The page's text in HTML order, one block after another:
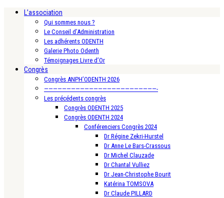
L’association
Qui sommes nous ?
Le Conseil d’Administration
Les adhérents ODENTH
Galerie Photo Odenth
Témoignages Livre d’Or
Congrès
Congrès ANPH’ODENTH 2026
—————————————————————————-
Les précédents congrès
Congrès ODENTH 2025
Congrès ODENTH 2024
Conférenciers Congrès 2024
Dr Régine Zekri-Hurstel
Dr Anne Le Bars-Crassous
Dr Michel Clauzade
Dr Chantal Vulliez
Dr Jean-Christophe Bourit
Katérina TOMSOVA
Dr Claude PILLARD